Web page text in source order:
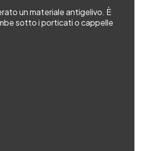
un materiale antigelivo. È
sotto i porticati o cappelle